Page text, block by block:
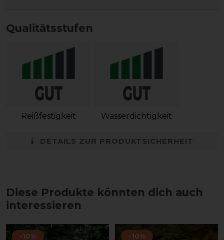
Qualitätsstufen
Reißfestigkeit Wasserdichtigkeit
DETAILS ZUR PRODUKTSICHERHEIT
Diese Produkte könnten dich auch
interessieren
-10% -10%